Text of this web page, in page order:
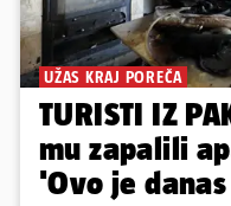
UŽAS KRAJ POREČA
TURISTI IZ
mu zapalili
'Ovo je